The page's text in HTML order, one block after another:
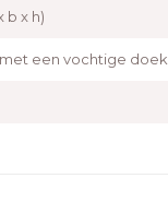
b x h)
een vochtige doek